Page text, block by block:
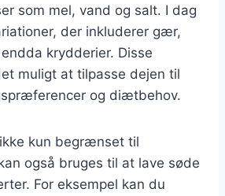
som mel, vand og salt. I dag
der inkluderer gær,
krydderier. Disse
muligt at tilpasse dejen til
og diætbehov.
kun begrænset til
også bruges til at lave søde
For eksempel kan du